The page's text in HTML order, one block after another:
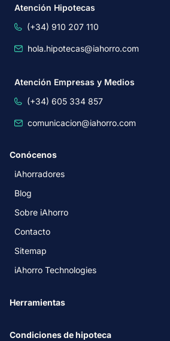
Atención Hipotecas
(+34) 910 207 110
hola.hipotecas@iahorro.com
Atención Empresas y Medios
(+34) 605 334 857
comunicacion@iahorro.com
Conócenos
iAhorradores
Blog
Sobre iAhorro
Contacto
Sitemap
iAhorro Technologies
Herramientas
Condiciones de hipoteca